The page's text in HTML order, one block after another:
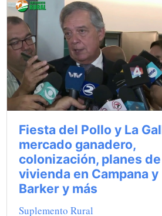
Fiesta del Pollo y La
mercado ganadero,
colonización, planes de
vivienda en Campana y
Barker y más
Suplemento Rural